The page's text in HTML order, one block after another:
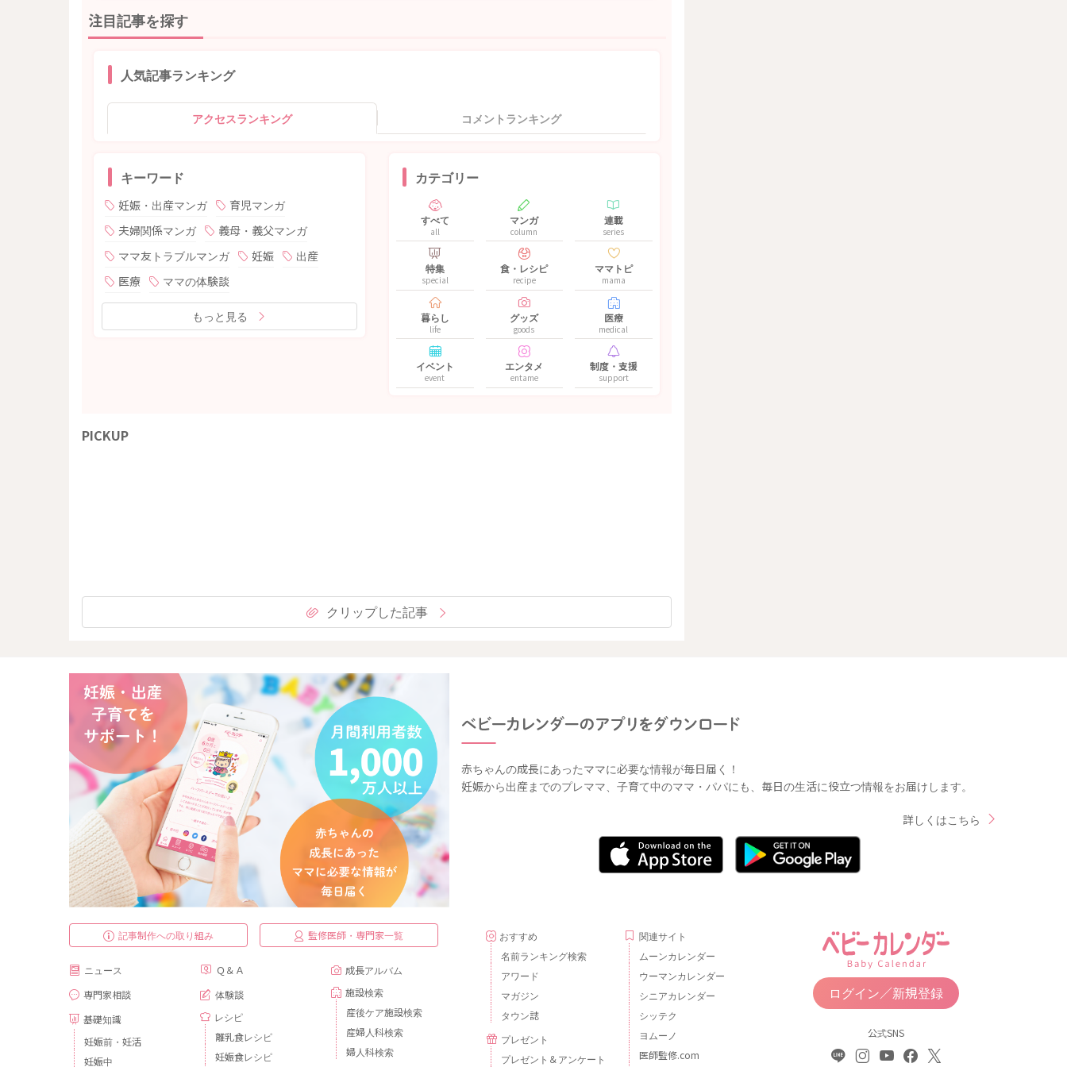
注目記事を探す
人気記事ランキング
アクセスランキング コメントランキング
キーワード
妊娠・出産マンガ
育児マンガ
夫婦関係マンガ
義母・義父マンガ
ママ友トラブルマンガ
妊娠
出産
医療
ママの体験談
もっと見る
カテゴリー
すべて
all
マンガ
column
連載
series
特集
special
食・レシピ
recipe
ママトピ
mama
暮らし
life
グッズ
goods
医療
medical
イベント
event
エンタメ
entame
制度・支援
support
PICKUP
クリップした記事
赤ちゃんの成長にあったママに必要な情報が毎日届く！
妊娠から出産までのプレママ、子育て中のママ・パパにも、毎日の生活に役立つ情報をお届けします。
詳しくはこちら
記事制作への取り組み 監修医師・専門家一覧
ニュース
専門家相談
基礎知識
妊娠前・妊活
妊娠中
Ｑ＆Ａ
体験談
レシピ
離乳食レシピ
妊娠食レシピ
成長アルバム
施設検索
産後ケア施設検索
産婦人科検索
婦人科検索
おすすめ
名前ランキング検索
アワード
マガジン
タウン誌
プレゼント
プレゼント＆アンケート
関連サイト
ムーンカレンダー
ウーマンカレンダー
シニアカレンダー
シッテク
ヨムーノ
医師監修.com
ログイン／新規登録
公式SNS